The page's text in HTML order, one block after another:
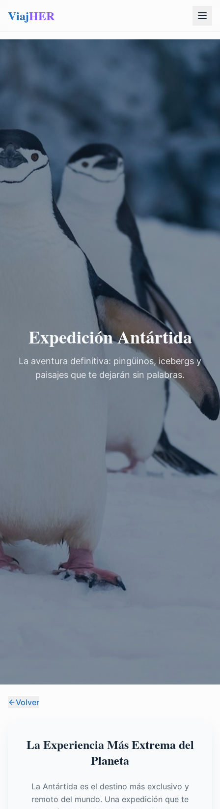
ViajHER
Expedición Antártida
La aventura definitiva: pingüinos, icebergs y
paisajes que te dejarán sin palabras.
Volver
La Experiencia Más Extrema del
Planeta
La Antártida es el destino más exclusivo y
remoto del mundo. Una expedición que te